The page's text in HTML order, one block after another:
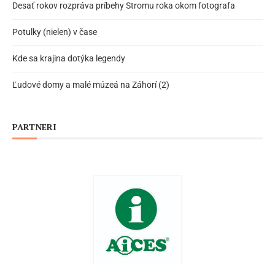
Desať rokov rozpráva príbehy Stromu roka okom fotografa
Potulky (nielen) v čase
Kde sa krajina dotýka legendy
Ľudové domy a malé múzeá na Záhorí (2)
PARTNERI